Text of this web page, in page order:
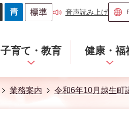
音声読み上げ
子育て・教育 健康・福
業務案内 令和6年10月越生町